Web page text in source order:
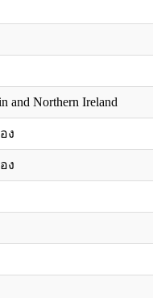
and Northern Ireland
ง
ง